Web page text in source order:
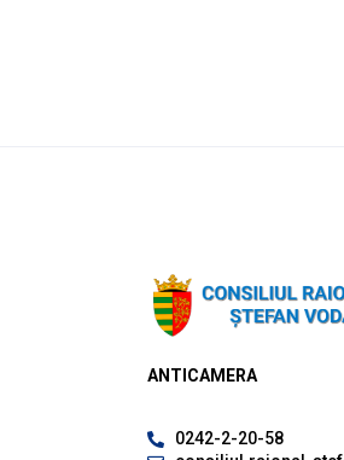
ANTICAMERA
0242-2-20-58